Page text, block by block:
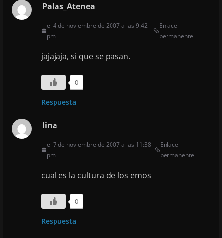
Palas_Atenea
el 4 de noviembre de 2007 a las 9:42
pm
Enlace
permanente
jajajaja, si que se pasan.
0
Respuesta
lina
el 7 de noviembre de 2007 a las 11:38
pm
Enlace
permanente
cual es la cultura de los emos
0
Respuesta